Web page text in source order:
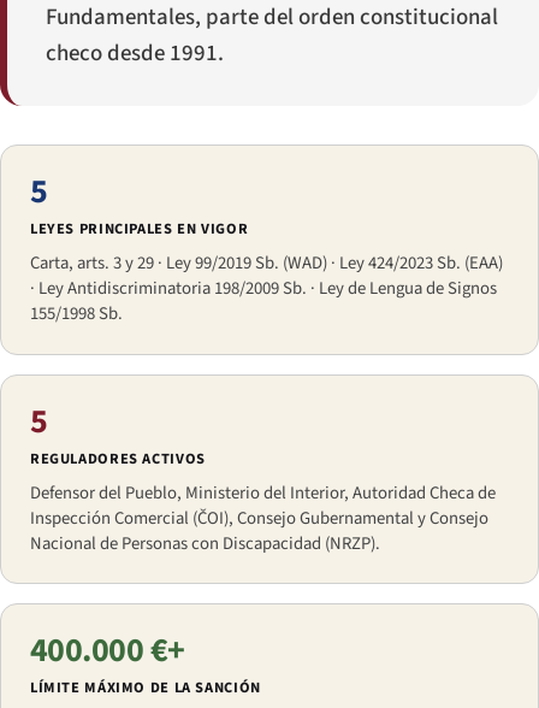
Fundamentales, parte del orden constitucional
checo desde 1991.
5
LEYES PRINCIPALES EN VIGOR
Carta, arts. 3 y 29 · Ley 99/2019 Sb. (WAD) · Ley 424/2023 Sb. (EAA)
· Ley Antidiscriminatoria 198/2009 Sb. · Ley de Lengua de Signos
155/1998 Sb.
5
REGULADORES ACTIVOS
Defensor del Pueblo, Ministerio del Interior, Autoridad Checa de
Inspección Comercial (ČOI), Consejo Gubernamental y Consejo
Nacional de Personas con Discapacidad (NRZP).
400.000 €+
LÍMITE MÁXIMO DE LA SANCIÓN